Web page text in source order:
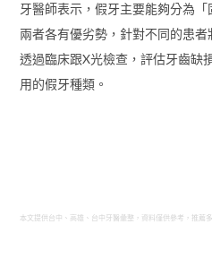
牙醫師表示，假牙主要能夠分為「
兩者各有優劣勢，針對不同的患
透過臨床跟X光檢查，評估牙齒缺
用的假牙種類。
本文提供台中、高雄、台中牙醫彙整，資料僅供參考，推薦